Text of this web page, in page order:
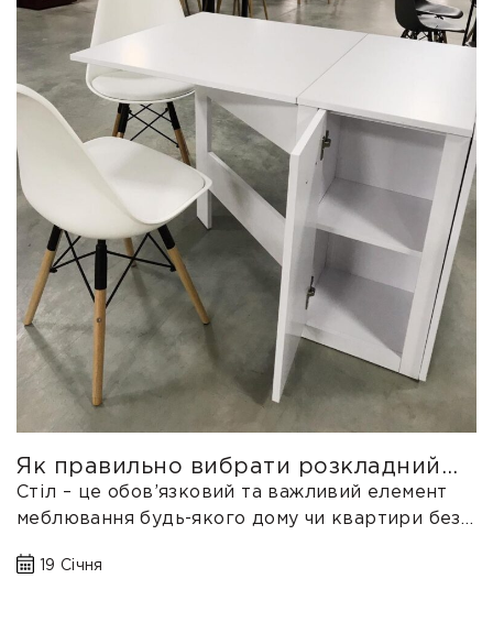
Як правильно вибрати розкладний
стіл?
Стіл – це обов’язковий та важливий елемент
меблювання будь-якого дому чи квартири без
19 Січня